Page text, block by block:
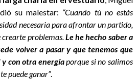
su malestar: “Cuando tú no estás
necesaria para afrontar un partido,
problemas. Le he hecho saber a
volver a pasar y que tenemos que
con otra energíaporque si no salimos
puede ganar”.